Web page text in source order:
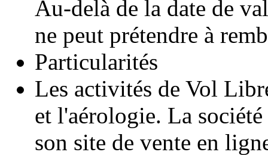
Au-delà de la date de
ne peut prétendre à
Particularités
Les activités de Vol
et l'aérologie. La société
son site de vente en